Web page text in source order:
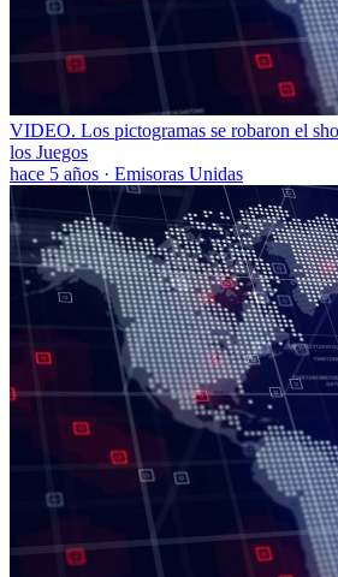
VIDEO. Los pictogramas se robaron el
los Juegos
hace 5 años · Emisoras Unidas